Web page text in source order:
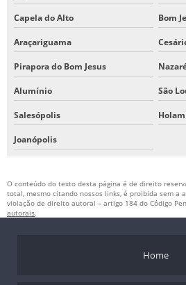
Capela do Alto Bom
Araçariguama
Pirapora do Bom Jesus
Alumínio São
Salesópolis
Joanópolis
O conteúdo do texto desta página é de direito
total, mesmo citando nossos links, é proibida sem a
violação de direito autoral – artigo 184 do Código
autorais.
Home